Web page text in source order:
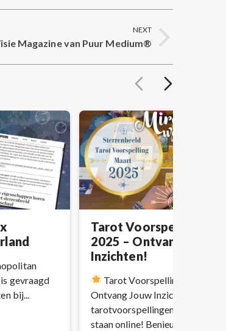
NEXT
Magazine van Puur Medium®
gevraagd
bij...
Tarot Voorspellingen
2025 – Ontvang Jouw
Inzichten!
Tarot Voorspellingen Maart
Ontvang Jouw Inzichten!
tarotvoorspellingen voor maart
staan online! Benieuwd...